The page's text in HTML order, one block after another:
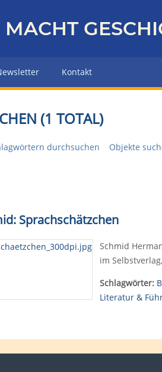
Kontakt
(1 TOTAL)
durchsuchen Objekte
Sprachschätzchen
Schmid
im
Schlagwörter:
Literatur &